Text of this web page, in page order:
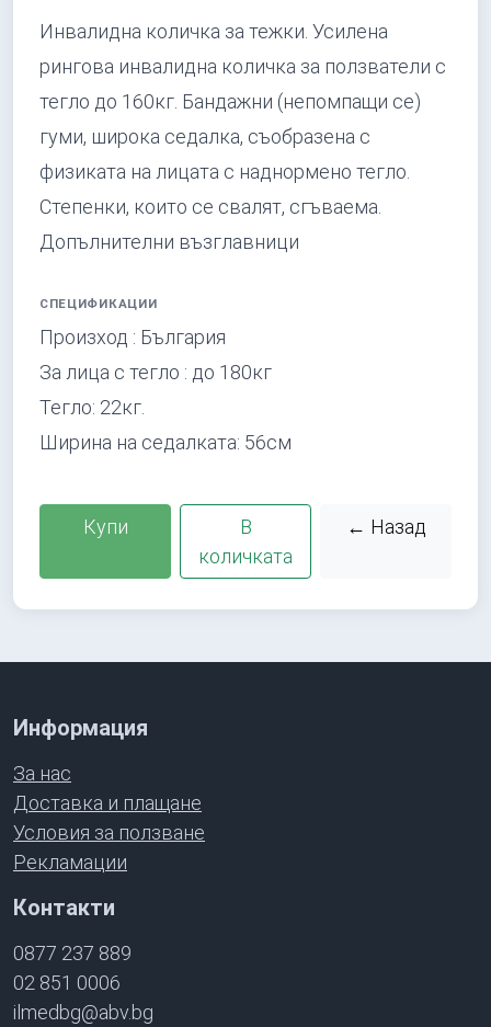
Инвалидна количка за тежки. Усилена
рингова инвалидна количка за ползватели с
тегло до 160кг. Бандажни (непомпащи се)
гуми, широка седалка, съобразена с
физиката на лицата с наднормено тегло.
Степенки, които се свалят, сгъваема.
Допълнителни възглавници
СПЕЦИФИКАЦИИ
Произход : България
За лица с тегло : до 180кг
Тегло: 22кг.
Ширина на седалката: 56см
Купи
В
количката
← Назад
Информация
За нас
Доставка и плащане
Условия за ползване
Рекламации
Контакти
0877 237 889
02 851 0006
ilmedbg@abv.bg